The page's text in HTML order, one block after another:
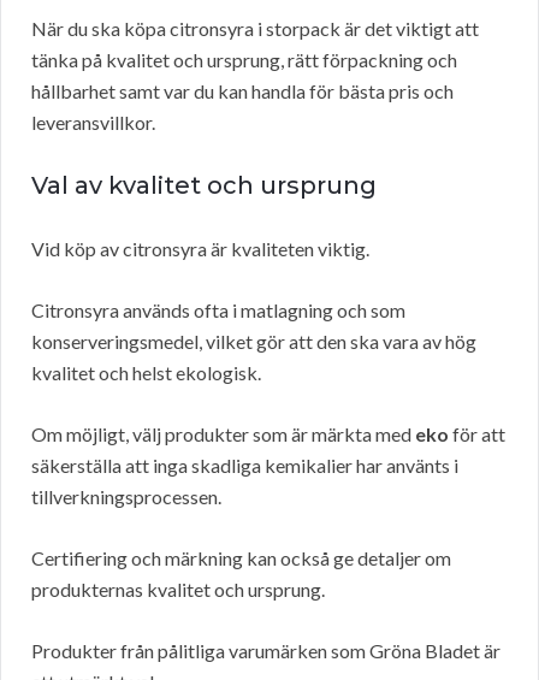
När du ska köpa citronsyra i storpack är det viktigt att
tänka på kvalitet och ursprung, rätt förpackning och
hållbarhet samt var du kan handla för bästa pris och
leveransvillkor.
Val av kvalitet och ursprung
Vid köp av citronsyra är kvaliteten viktig.
Citronsyra används ofta i matlagning och som
konserveringsmedel, vilket gör att den ska vara av hög
kvalitet och helst ekologisk.
Om möjligt, välj produkter som är märkta med eko för att
säkerställa att inga skadliga kemikalier har använts i
tillverkningsprocessen.
Certifiering och märkning kan också ge detaljer om
produkternas kvalitet och ursprung.
Produkter från pålitliga varumärken som Gröna Bladet är